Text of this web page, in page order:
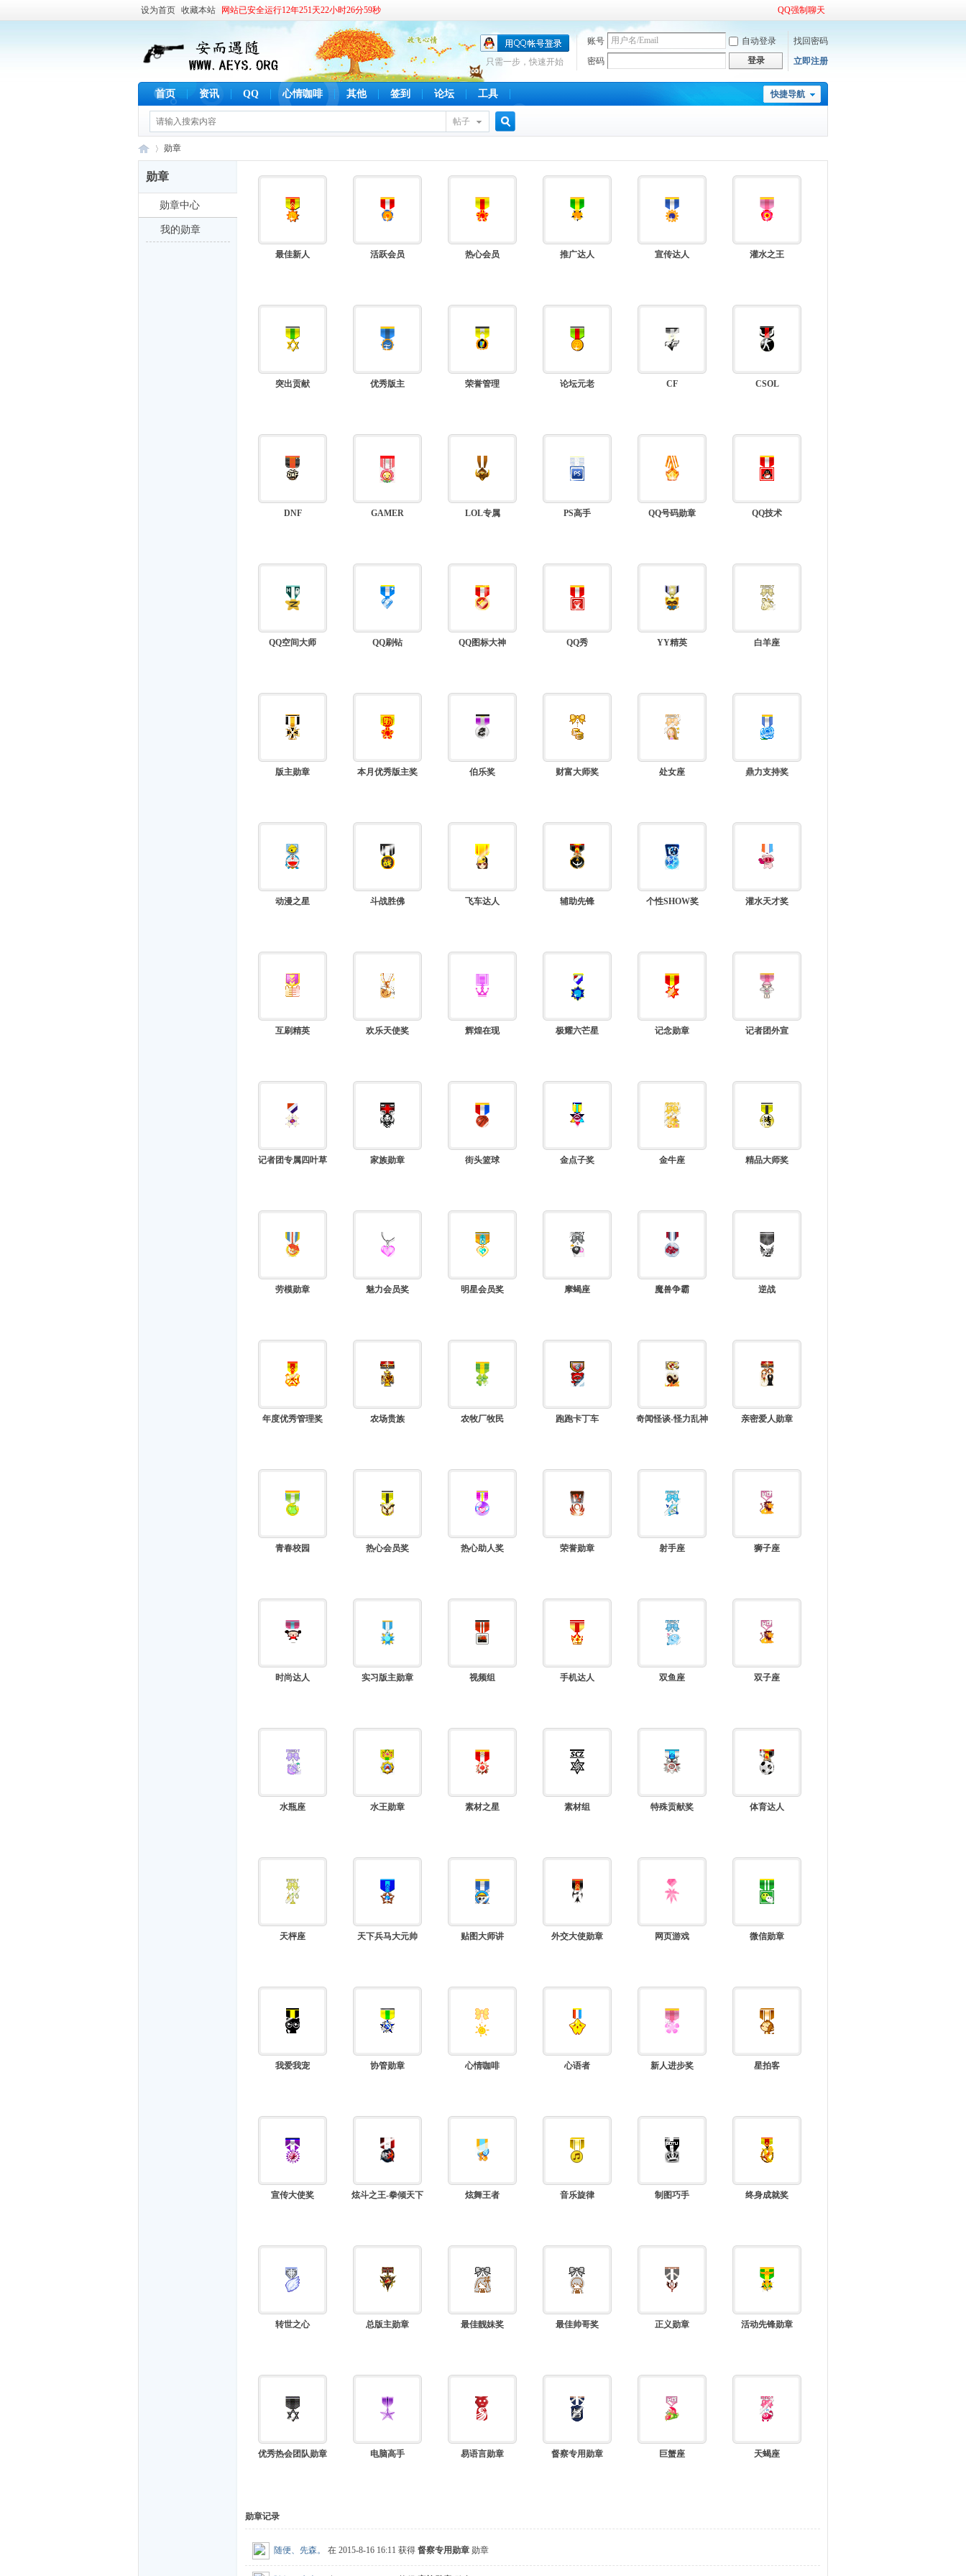
设为首页 收藏本站 网站已安全运行12年251天22小时26分59秒 QQ强制聊天
账号 自动登录
找回密码
密码
登录 立即注册
只需一步，快速开始
快捷导航
首页 资讯 QQ 心情咖啡 其他 签到 论坛 工具
帖子
勋章
最佳新人 活跃会员 热心会员 推广达人 宣传达人 灌水之王
突出贡献 优秀版主 荣誉管理 论坛元老 CF CSOL
DNF GAMER LOL专属 PS高手 QQ号码勋章 QQ技术
QQ空间大师 QQ刷钻 QQ图标大神 QQ秀 YY精英 白羊座
版主勋章 本月优秀版主奖 伯乐奖 财富大师奖 处女座 鼎力支持奖
动漫之星 斗战胜佛 飞车达人 辅助先锋 个性SHOW奖 灌水天才奖
互刷精英 欢乐天使奖 辉煌在现 极耀六芒星 记念勋章 记者团外宣
记者团专属四叶草 家族勋章 街头篮球 金点子奖 金牛座 精品大师奖
劳模勋章 魅力会员奖 明星会员奖 摩蝎座 魔兽争霸 逆战
年度优秀管理奖 农场贵族 农牧厂牧民 跑跑卡丁车 奇闻怪谈-怪力乱神 亲密爱人勋章
青春校园 热心会员奖 热心助人奖 荣誉勋章 射手座 狮子座
时尚达人 实习版主勋章 视频组 手机达人 双鱼座 双子座
水瓶座 水王勋章 素材之星 素材组 特殊贡献奖 体育达人
天枰座 天下兵马大元帅 贴图大师讲 外交大使勋章 网页游戏 微信勋章
我爱我宠 协管勋章 心情咖啡 心语者 新人进步奖 星拍客
宣传大使奖 炫斗之王-拳倾天下 炫舞王者 音乐旋律 制图巧手 终身成就奖
转世之心 总版主勋章 最佳靓妹奖 最佳帅哥奖 正义勋章 活动先锋勋章
优秀热会团队勋章 电脑高手 易语言勋章 督察专用勋章 巨蟹座 天蝎座
勋章记录
随便、先森。 在 2015-8-16 16:11 获得 督察专用勋章 勋章
勋章
勋章中心
我的勋章